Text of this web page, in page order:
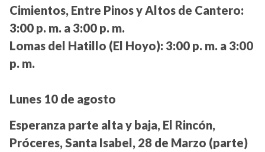
Cimientos, Entre Pinos y Altos de Cantero:
3:00 p. m. a 3:00 p. m.
Lomas del Hatillo (El Hoyo): 3:00 p. m. a 3:00
p. m.
Lunes 10 de agosto
Esperanza parte alta y baja, El Rincón,
Próceres, Santa Isabel, 28 de Marzo (parte)